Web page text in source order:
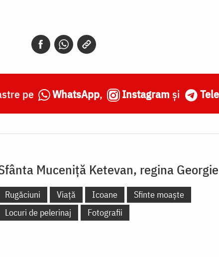
pe WhatsApp, Instagram și
Muceniță Ketevan, regina
Rugăciuni Viață Icoane
Sfinte moaște
Locuri de pelerinaj
Fotografii